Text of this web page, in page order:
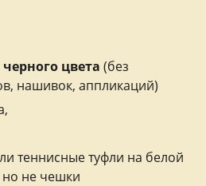
черного цвета (без
нашивок, аппликаций)
теннисные туфли на белой
не чешки